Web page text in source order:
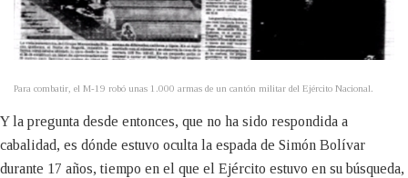
Para combatir, el M-19 robó unas 1.000 armas de un cantón militar del Ejército Nacional.
Y la pregunta desde entonces, que no ha sido respondida a
cabalidad, es dónde estuvo oculta la espada de Simón Bolívar
durante 17 años, tiempo en el que el Ejército estuvo en su búsqueda,